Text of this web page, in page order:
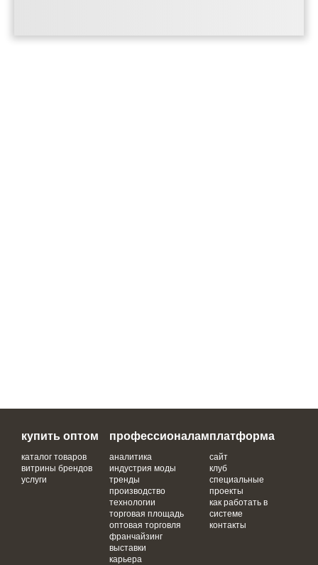
купить оптом
каталог товаров
витрины брендов
услуги
профессионалам
аналитика
индустрия моды
тренды
производство
технологии
торговая площадь
оптовая торговля
франчайзинг
выставки
карьера
платформа
сайт
клуб
специальные
проекты
как работать в
системе
контакты